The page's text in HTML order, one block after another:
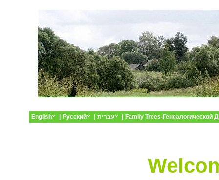
English Русский עברית Family Trees-Генеалогической